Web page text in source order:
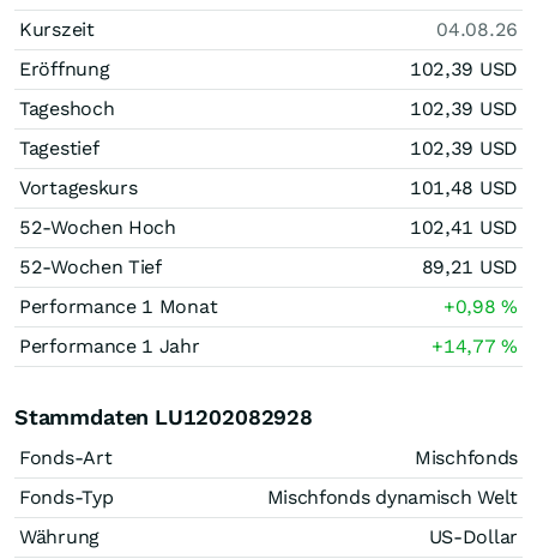
Kurszeit
04.08.26
Eröffnung
102,39 USD
Tageshoch
102,39 USD
Tagestief
102,39 USD
Vortageskurs
101,48 USD
52-Wochen Hoch
102,41 USD
52-Wochen Tief
89,21 USD
Performance 1 Monat
+0,98%
Performance 1 Jahr
+14,77%
Stammdaten LU1202082928
Fonds-Art
Mischfonds
Fonds-Typ
Mischfonds dynamisch Welt
Währung
US-Dollar